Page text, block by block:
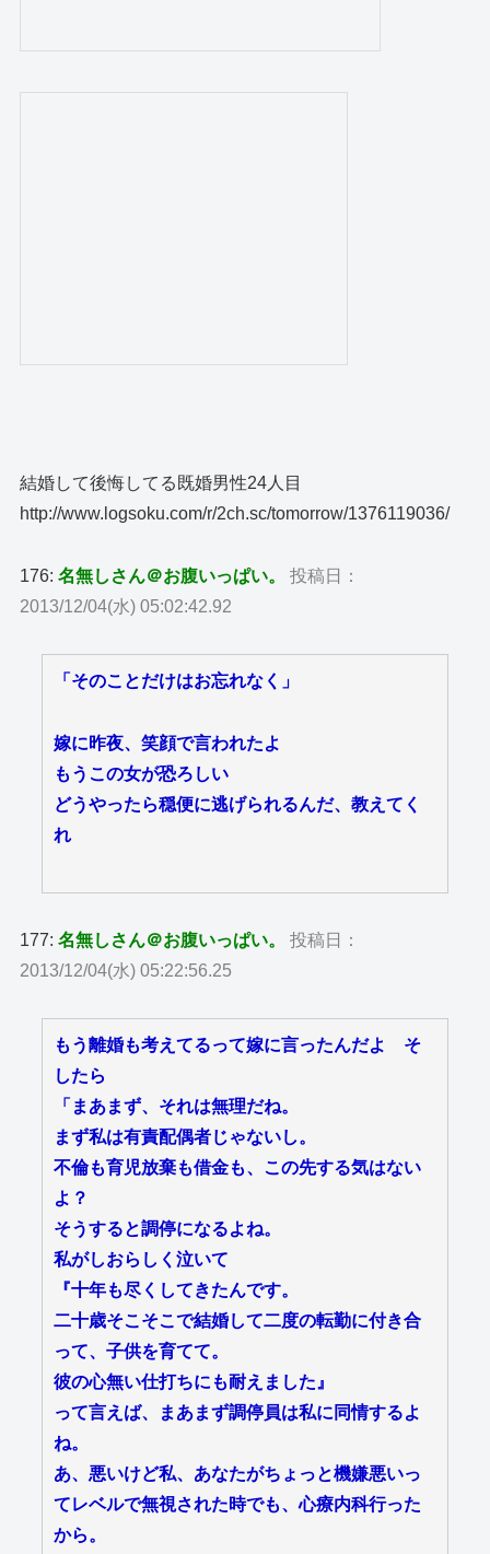
結婚して後悔してる既婚男性24人目
http://www.logsoku.com/r/2ch.sc/tomorrow/1376119036/
176:名無しさん＠お腹いっぱい。
投稿日：
2013/12/04(水) 05:02:42.92
「そのことだけはお忘れなく」
嫁に昨夜、笑顔で言われたよ
もうこの女が恐ろしい
どうやったら穏便に逃げられるんだ、教えてく
れ
177:名無しさん＠お腹いっぱい。
投稿日：
2013/12/04(水) 05:22:56.25
もう離婚も考えてるって嫁に言ったんだよ そ
したら
「まあまず、それは無理だね。
まず私は有責配偶者じゃないし。
不倫も育児放棄も借金も、この先する気はない
よ？
そうすると調停になるよね。
私がしおらしく泣いて
『十年も尽くしてきたんです。
二十歳そこそこで結婚して二度の転勤に付き合
って、子供を育てて。
彼の心無い仕打ちにも耐えました』
って言えば、まあまず調停員は私に同情するよ
ね。
あ、悪いけど私、あなたがちょっと機嫌悪いっ
てレベルで無視された時でも、心療内科行った
から。